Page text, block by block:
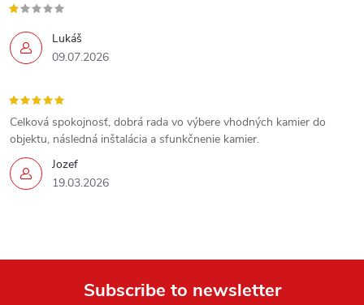
Lukáš
09.07.2026
Jozef
19.03.2026
Celková spokojnosť, dobrá rada vo výbere vhodných kamier do
objektu, následná inštalácia a sfunkčnenie kamier.
Subscribe to newsletter